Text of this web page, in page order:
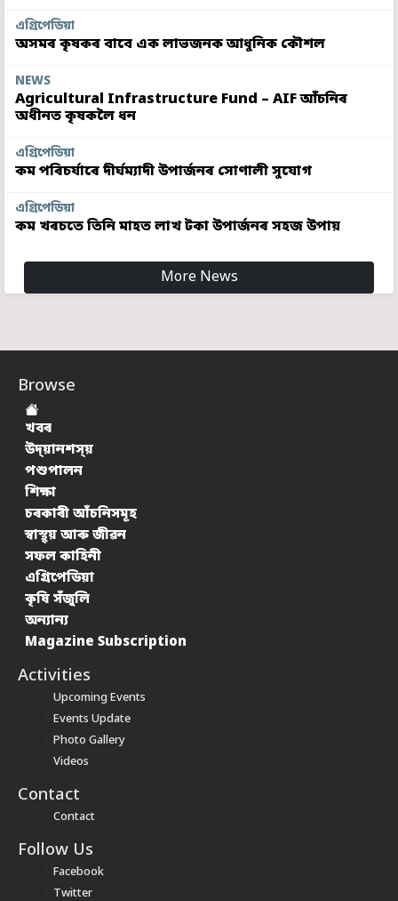
এগ্ৰিপেডিয়া
অসমৰ কৃষকৰ বাবে এক লাভজনক আধুনিক কৌশল
NEWS
Agricultural Infrastructure Fund – AIF আঁচনিৰ
অধীনত কৃষকলৈ ধন
এগ্ৰিপেডিয়া
কম পৰিচৰ্যাৰে দীৰ্ঘম্যাদী উপাৰ্জনৰ সোণালী সুযোগ
এগ্ৰিপেডিয়া
কম খৰচতে তিনি মাহত লাখ টকা উপাৰ্জনৰ সহজ উপায়
More News
Browse
খবৰ
উদ্য়ানশস্য়
পশুপালন
শিক্ষা
চৰকাৰী আঁচনিসমূহ
স্বাস্থ্য় আৰু জীৱন
সফল কাহিনী
এগ্ৰিপেডিয়া
কৃষি সঁজুলি
অন্যান্য
Magazine Subscription
Activities
Upcoming Events
Events Update
Photo Gallery
Videos
Contact
Contact
Follow Us
Facebook
Twitter